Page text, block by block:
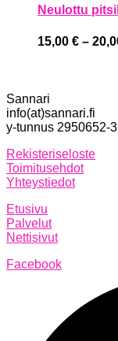
Neulottu
15,00 € –
Sannari
info(at)sannari.fi
y-tunnus 2950652-3
Rekisteriseloste
Toimitusehdot
Yhteystiedot
Etusivu
Palvelut
Nettisivut
Facebook